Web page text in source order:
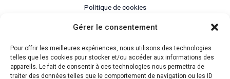
Gérer le consentement
Pour offrir les meilleures expériences, nous utilisons des technologies
telles que les cookies pour stocker et/ou accéder aux informations des
appareils. Le fait de consentir à ces technologies nous permettra de
traiter des données telles que le comportement de navigation ou les ID
Politique de cookies
Déclaration de confidentialité